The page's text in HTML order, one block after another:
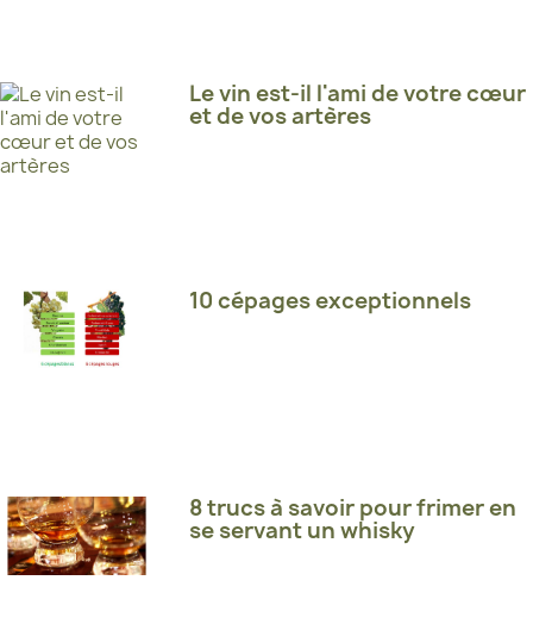
Le vin est-il l'ami de votre cœur
et de vos artères
10 cépages exceptionnels
8 trucs à savoir pour frimer en
se servant un whisky